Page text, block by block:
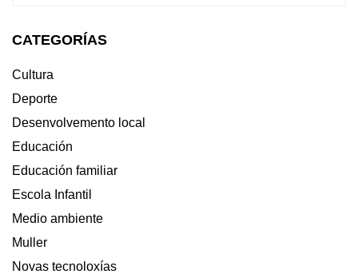
ESTARÁ
GUARDA
MES
DE
CATEGORÍAS
Cultura
Deporte
Desenvolvemento local
Educación
Educación familiar
Escola Infantil
Medio ambiente
Muller
Novas tecnoloxías